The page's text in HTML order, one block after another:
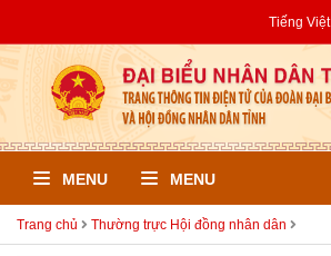
Tiếng Việt
MENU MENU
Trang chủ Thường trực Hội đồng nhân dân